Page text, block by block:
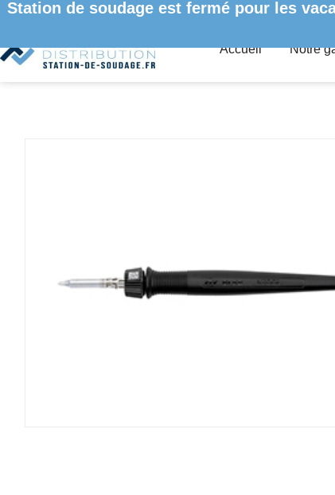
Station de soudage est fermé pour les
Accueil Notre
ACCUEIL/FERS À SOUDER ET DESSOUDER / FER A